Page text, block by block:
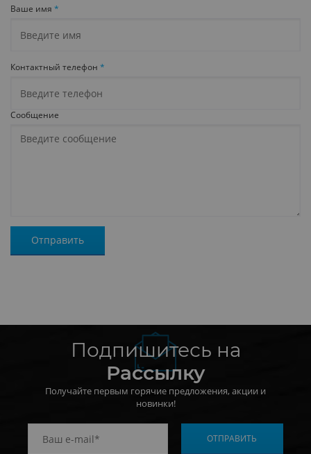
Ваше имя *
Контактный телефон *
Сообщение
Подпишитесь на
Рассылку
Получайте первым горячие предложения, акции и
новинки!